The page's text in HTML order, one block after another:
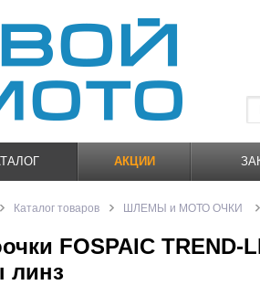
АКЦИИ
Каталог товаров ШЛЕМЫ и МОТО ОЧКИ
FOSPAIC TREND-
линз